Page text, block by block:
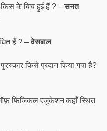
किस के बिच हुई हैं ? –सनत
हैं ? –वेसबाल
किसे प्रदान किया गया है?
ऑफ़ फिजिकल एजुकेशन कहाँ स्थित